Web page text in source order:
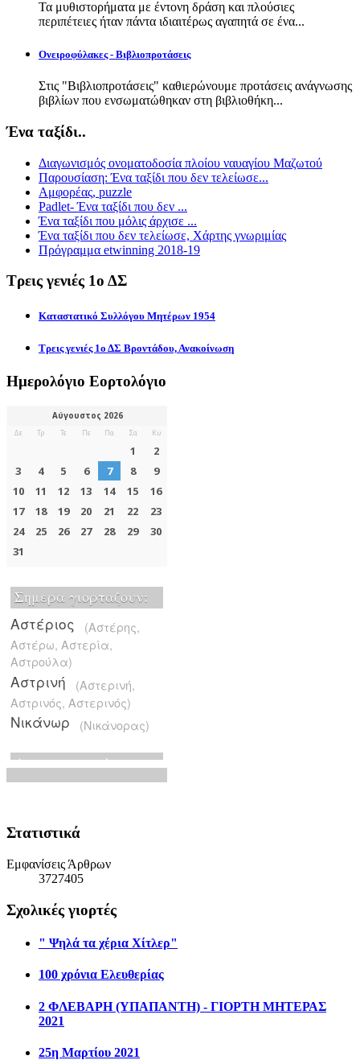
Τα μυθιστορήματα με έντονη δράση και πλούσιες
περιπέτειες ήταν πάντα ιδιαιτέρως αγαπητά σε ένα...
Ονειροφύλακες - Βιβλιοπροτάσεις
Στις "Βιβλιοπροτάσεις" καθιερώνουμε προτάσεις ανάγνωσης
βιβλίων που ενσωματώθηκαν στη βιβλιοθήκη...
Ένα ταξίδι..
Διαγωνισμός ονοματοδοσία πλοίου ναυαγίου Μαζωτού
Παρουσίαση: Ένα ταξίδι που δεν τελείωσε...
Αμφορέας, puzzle
Padlet- Ένα ταξίδι που δεν ...
Ένα ταξίδι που μόλις άρχισε ...
Ένα ταξίδι που δεν τελείωσε, Χάρτης γνωριμίας
Πρόγραμμα etwinning 2018-19
Τρεις γενιές 1ο ΔΣ
Καταστατικό Συλλόγου Μητέρων 1954
Τρεις γενιές 1ο ΔΣ Βροντάδου, Ανακοίνωση
Ημερολόγιο Εορτολόγιο
Στατιστικά
Εμφανίσεις Άρθρων
3727405
Σχολικές γιορτές
" Ψηλά τα χέρια Χίτλερ"
100 χρόνια Ελευθερίας
2 ΦΛΕΒΑΡΗ (ΥΠΑΠΑΝΤΗ) - ΓΙΟΡΤΗ ΜΗΤΕΡΑΣ
2021
25η Μαρτίου 2021